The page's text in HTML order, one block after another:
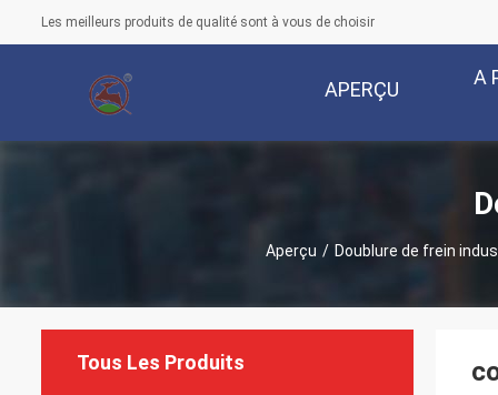
Les meilleurs produits de qualité sont à vous de choisir
APERÇU
A
Aperçu / Doublure de frein
Tous Les Produits